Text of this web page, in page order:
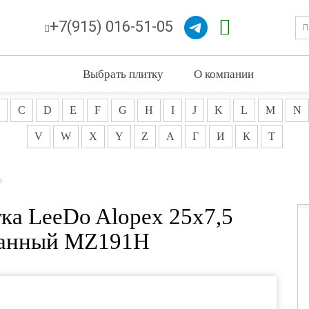
+7(915) 016-51-05
Выбрать плитку О компании
C D E F G H I J K L M N
V W X Y Z А Г И К Т
LeeDo Alopex 25x7,5
MZ191H